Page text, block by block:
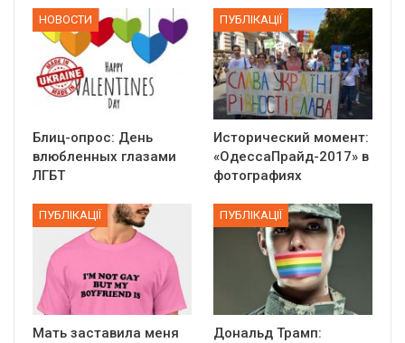
НОВОСТИ
Блиц-опрос: День
влюбленных глазами
ЛГБТ
ПУБЛІКАЦІЇ
Исторический момент:
«ОдессаПрайд-2017» в
фотографиях
ПУБЛІКАЦІЇ
Мать заставила меня
ПУБЛІКАЦІЇ
Дональд Трамп: